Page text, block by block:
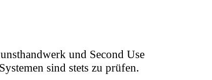
und Second Use
sind stets zu prüfen.